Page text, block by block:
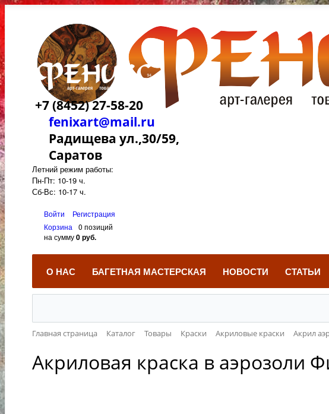
+7 (8452) 27-58-20
fenixart@mail.ru
Радищева ул.,30/59,
Саратов
Летний режим работы:
Пн-Пт: 10-19 ч.
Сб-Вс: 10-17 ч.
Войти
Регистрация
Корзина
0 позиций
на сумму0 руб.
О НАС БАГЕТНАЯ МАСТЕРСКАЯ НОВОСТИ СТАТЬИ
Главная страница Каталог Товары Краски Акриловые краски Акрил
Акриловая краска в аэрозоли